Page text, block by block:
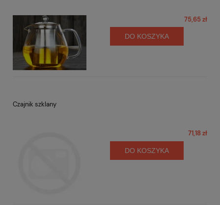
75,65 zł
DO KOSZYKA
Czajnik szklany
71,18 zł
DO KOSZYKA